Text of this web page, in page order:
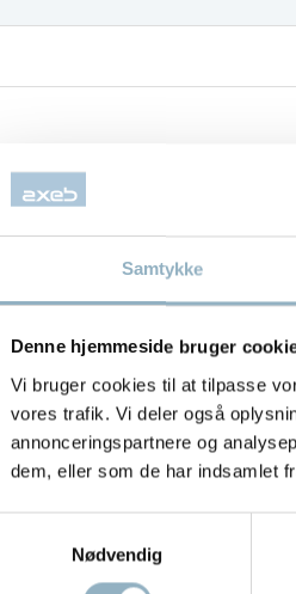
Samtykke
Denne hjemmeside bruger
Vi bruger cookies til at tilpasse
vores trafik. Vi deler også
annonceringspartnere og
dem, eller som de har indsamlet
Nødvendig